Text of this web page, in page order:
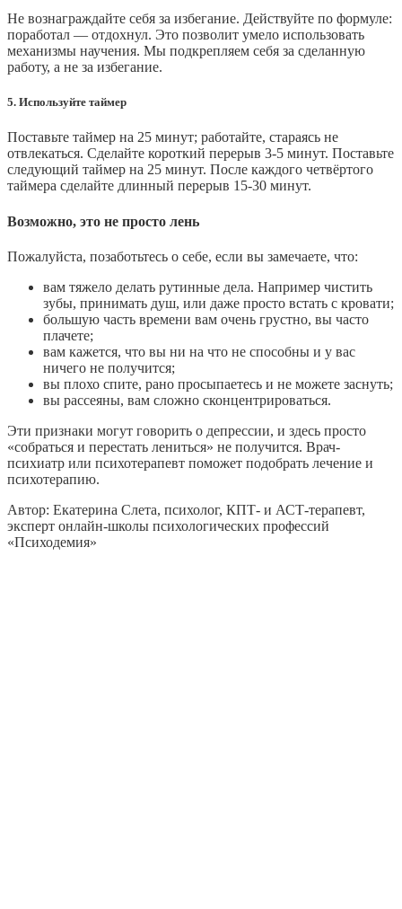
Не вознаграждайте себя за избегание. Действуйте по формуле:
поработал — отдохнул. Это позволит умело использовать
механизмы научения. Мы подкрепляем себя за сделанную
работу, а не за избегание.
5. Используйте таймер
Поставьте таймер на 25 минут; работайте, стараясь не
отвлекаться. Сделайте короткий перерыв 3-5 минут. Поставьте
следующий таймер на 25 минут. После каждого четвёртого
таймера сделайте длинный перерыв 15-30 минут.
Возможно, это не просто лень
Пожалуйста, позаботьтесь о себе, если вы замечаете, что:
вам тяжело делать рутинные дела. Например чистить
зубы, принимать душ, или даже просто встать с кровати;
большую часть времени вам очень грустно, вы часто
плачете;
вам кажется, что вы ни на что не способны и у вас
ничего не получится;
вы плохо спите, рано просыпаетесь и не можете заснуть;
вы рассеяны, вам сложно сконцентрироваться.
Эти признаки могут говорить о депрессии, и здесь просто
«собраться и перестать лениться» не получится. Врач-
психиатр или психотерапевт поможет подобрать лечение и
психотерапию.
Автор: Екатерина Слета, психолог, КПТ- и АСТ-терапевт,
эксперт онлайн-школы психологических профессий
«Психодемия»